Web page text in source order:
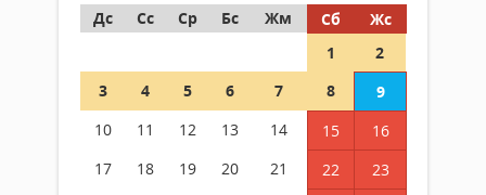
Дс
Сс Ср Бс Жм Сб
Жс
1
2
3
4 5 6 7 8
9
10
11 12 13 14 15
16
17
18 19 20 21 22
23